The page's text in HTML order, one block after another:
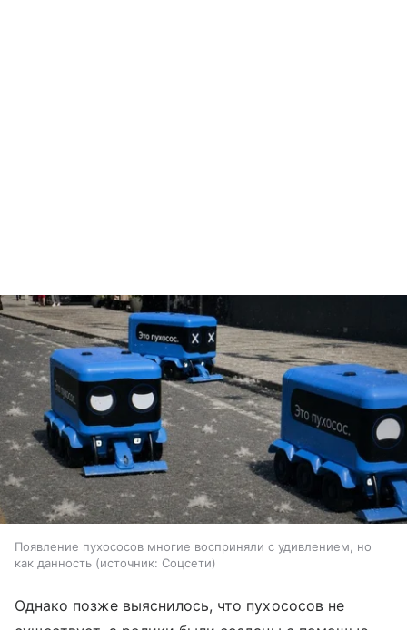
Появление пухососов многие восприняли с удивлением, но
как данность
источник: Соцсети
Однако позже выяснилось, что пухососов не